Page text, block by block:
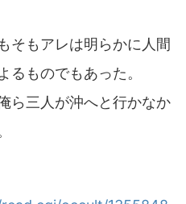
そもアレは明らかに人間
るものでもあった。
ら三人が沖へと行かなか